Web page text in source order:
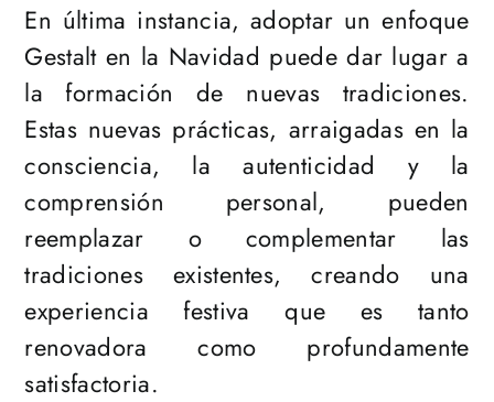
En última instancia, adoptar un enfoque
Gestalt en la Navidad puede dar lugar a
la formación de nuevas tradiciones.
Estas nuevas prácticas, arraigadas en la
consciencia, la autenticidad y la
comprensión personal, pueden
reemplazar o complementar las
tradiciones existentes, creando una
experiencia festiva que es tanto
renovadora como profundamente
satisfactoria.